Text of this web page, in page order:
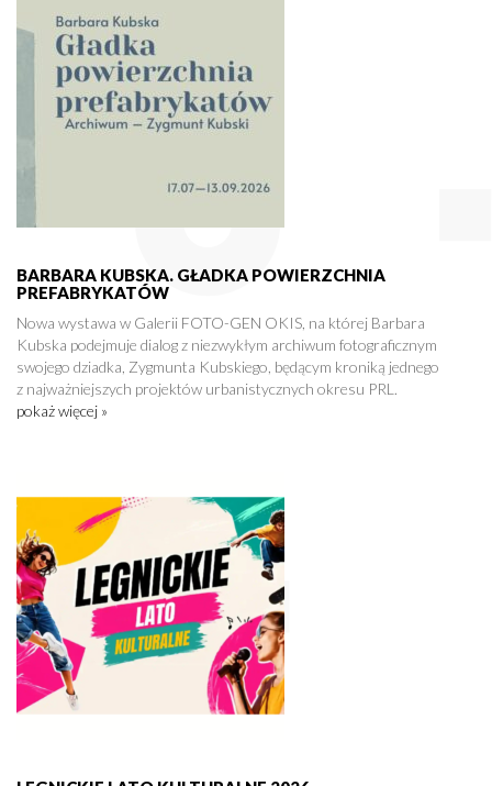
BARBARA KUBSKA. GŁADKA POWIERZCHNIA
PREFABRYKATÓW
Nowa wystawa w Galerii FOTO-GEN OKIS, na której Barbara
Kubska podejmuje dialog z niezwykłym archiwum fotograficznym
swojego dziadka, Zygmunta Kubskiego, będącym kroniką jednego
z najważniejszych projektów urbanistycznych okresu PRL.
pokaż więcej »